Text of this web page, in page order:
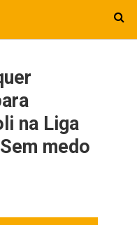
na Liga
medo